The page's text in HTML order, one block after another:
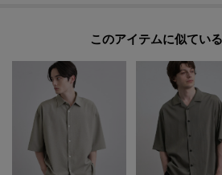
このアイテムに似てい